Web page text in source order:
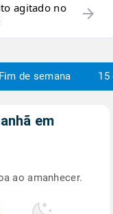
agitado no
arrow_forward
Fim de semana 15
em
ao amanhecer.